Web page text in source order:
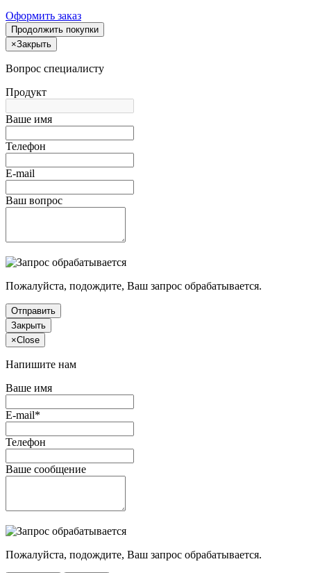
Оформить заказ
Продолжить покупки
×Закрыть
Вопрос специалисту
Продукт
Ваше имя
Телефон
E-mail
Ваш вопрос
Пожалуйста, подождите, Ваш запрос обрабатывается.
Отправить
Закрыть
×Close
Напишите нам
Ваше имя
E-mail*
Телефон
Ваше сообщение
Пожалуйста, подождите, Ваш запрос обрабатывается.